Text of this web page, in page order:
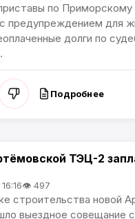
по Приморскому
предупреждением для
долги по
Подробнее
краяТЭЦ-2
👁 497
строительства новой
выездное совещание